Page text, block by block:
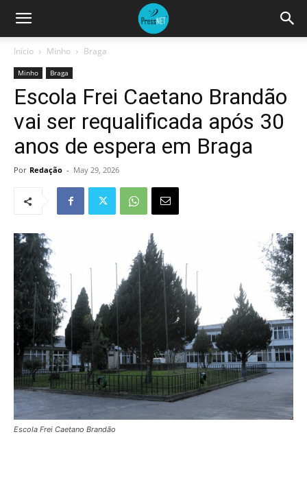
Início Minho Braga
Minho Braga
Escola Frei Caetano Brandão
vai ser requalificada após 30
anos de espera em Braga
Por Redação - May 29, 2026
Escola Frei Caetano Brandão